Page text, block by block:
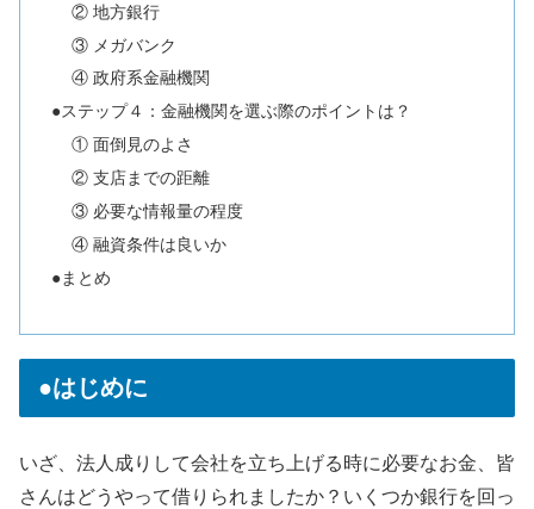
② 地方銀行
③ メガバンク
④ 政府系金融機関
●ステップ４：金融機関を選ぶ際のポイントは？
① 面倒見のよさ
② 支店までの距離
③ 必要な情報量の程度
④ 融資条件は良いか
●まとめ
●はじめに
いざ、法人成りして会社を立ち上げる時に必要なお金、皆
さんはどうやって借りられましたか？いくつか銀行を回っ